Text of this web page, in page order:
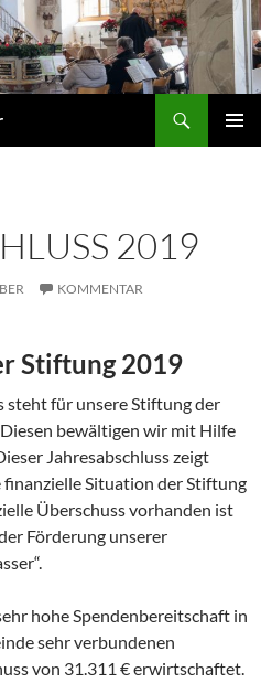
2019
KOMMENTAR
Stiftung 2019
steht für unsere Stiftung der
bewältigen wir mit Hilfe
Jahresabschluss zeigt
finanzielle Situation der Stiftung
Überschuss vorhanden ist
Förderung unserer
hohe Spendenbereitschaft in
sehr verbundenen
von 31.311 € erwirtschaftet.